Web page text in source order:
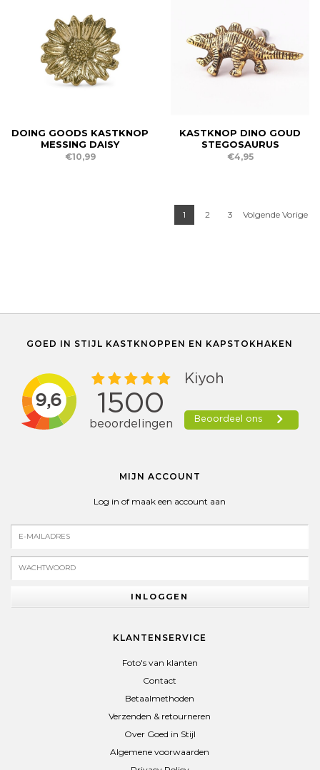
DOING GOODS KASTKNOP
MESSING DAISY
€10,99
KASTKNOP DINO GOUD
STEGOSAURUS
€4,95
1 2 3 Volgende Vorige
GOED IN STIJL KASTKNOPPEN EN KAPSTOKHAKEN
MIJN ACCOUNT
Log in of maak een account aan
INLOGGEN
KLANTENSERVICE
Foto's van klanten
Contact
Betaalmethoden
Verzenden & retourneren
Over Goed in Stijl
Algemene voorwaarden